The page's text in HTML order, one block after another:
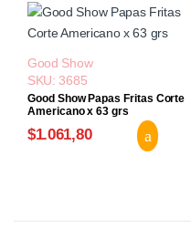
Good Show
SKU: 3685
Good Show Papas Fritas Corte
Americano x 63 grs
$1.061,80